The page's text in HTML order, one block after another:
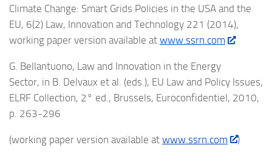
Climate Change: Smart Grids Policies in the USA and the
EU, 6(2) Law, Innovation and Technology 221 (2014),
working paper version available at www.ssrn.com
G. Bellantuono, Law and Innovation in the Energy
Sector, in B. Delvaux et al. (eds.), EU Law and Policy Issues,
ELRF Collection, 2° ed., Brussels, Euroconfidentiel, 2010,
p. 263-296
(working paper version available at www.ssrn.com )